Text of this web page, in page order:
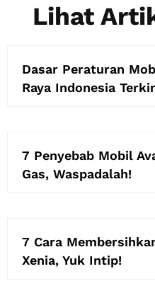
Lihat
Dasar Peraturan
Raya Indonesia
7 Penyebab Mobil
Gas, Waspadalah!
7 Cara
Xenia, Yuk Intip!